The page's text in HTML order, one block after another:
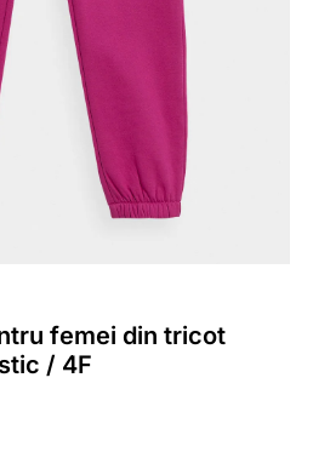
femei din tricot
/ 4F